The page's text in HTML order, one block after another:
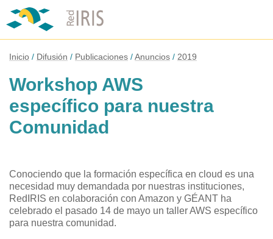
Inicio Difusión Publicaciones Anuncios 2019
Workshop AWS
específico para nuestra
Comunidad
Conociendo que la formación específica en cloud es una
necesidad muy demandada por nuestras instituciones,
RedIRIS en colaboración con Amazon y GÉANT ha
celebrado el pasado 14 de mayo un taller AWS específico
para nuestra comunidad.